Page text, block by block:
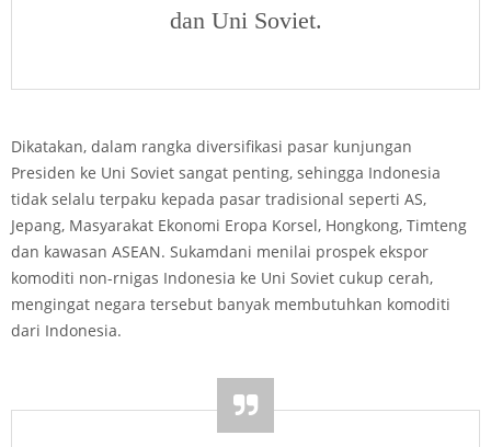
dan Uni Soviet.
Dikatakan, dalam rangka diversifikasi pasar kunjungan
Presiden ke Uni Soviet sangat penting, sehingga Indonesia
tidak selalu terpaku kepada pasar tradisional seperti AS,
Jepang, Masyarakat Ekonomi Eropa Korsel, Hongkong, Timteng
dan kawasan ASEAN. Sukamdani menilai prospek ekspor
komoditi non-rnigas Indonesia ke Uni Soviet cukup cerah,
mengingat negara tersebut banyak membutuhkan komoditi
dari Indonesia.